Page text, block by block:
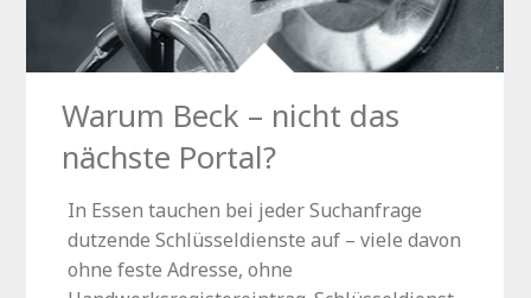
Warum Beck – nicht das
nächste Portal?
In Essen tauchen bei jeder Suchanfrage
dutzende Schlüsseldienste auf – viele davon
ohne feste Adresse, ohne